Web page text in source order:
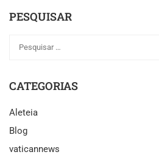
PESQUISAR
CATEGORIAS
Aleteia
Blog
vaticannews